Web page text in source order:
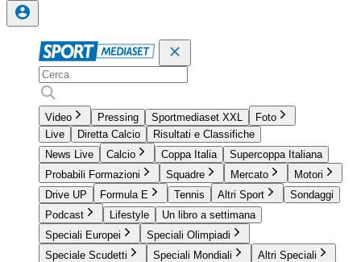
Video Pressing Sportmediaset XXL
Foto
Live
Diretta Calcio
Risultati e Classifiche
News Live
Calcio Coppa Italia
Supercoppa Italiana
Probabili Formazioni
Squadre Mercato
Motori
Drive UP
Formula E Tennis Altri Sport
Sondaggi
Podcast
Lifestyle
Un libro a settimana
Speciali Europei
Speciali Olimpiadi
Speciale Scudetti
Speciali Mondiali Altri Speciali